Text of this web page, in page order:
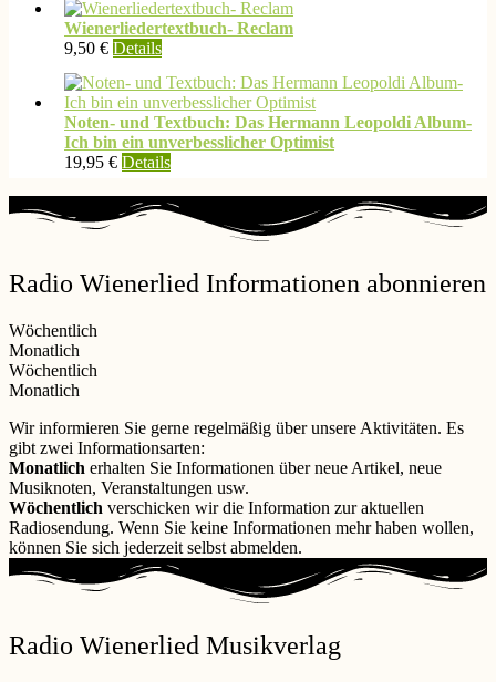
Wienerliedertextbuch- Reclam
9,50 € Details
Noten- und Textbuch: Das Hermann Leopoldi Album-
Ich bin ein unverbesslicher Optimist
19,95 € Details
Radio Wienerlied Informationen abonnieren
Wöchentlich
Monatlich
Wöchentlich
Monatlich
Wir informieren Sie gerne regelmäßig über unsere Aktivitäten. Es
gibt zwei Informationsarten:
Monatlich erhalten Sie Informationen über neue Artikel, neue
Musiknoten, Veranstaltungen usw.
Wöchentlich verschicken wir die Information zur aktuellen
Radiosendung. Wenn Sie keine Informationen mehr haben wollen,
können Sie sich jederzeit selbst abmelden.
Radio Wienerlied Musikverlag